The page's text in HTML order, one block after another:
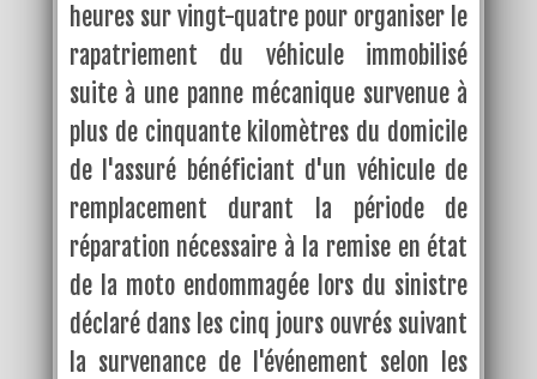
heures sur vingt-quatre pour organiser le
rapatriement du véhicule immobilisé
suite à une panne mécanique survenue à
plus de cinquante kilomètres du domicile
de l'assuré bénéficiant d'un véhicule de
remplacement durant la période de
réparation nécessaire à la remise en état
de la moto endommagée lors du sinistre
déclaré dans les cinq jours ouvrés suivant
la survenance de l'événement selon les